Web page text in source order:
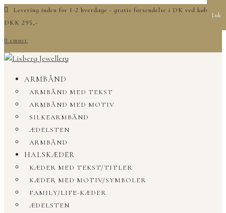
Levering inden for 1-2 hverdage - gratis forsendelse i DK ved køb over
DKK 295,-
0 emner
ARMBÅND
ARMBÅND MED TEKST
ARMBÅND MED MOTIV
SILKEARMBÅND
ÆDELSTEN
ARMBÅND
HALSKÆDER
KÆDER MED TEKST/TITLER
KÆDER MED MOTIV/SYMBOLER
FAMILY/LIFE-KÆDER
ÆDELSTEN
Luk